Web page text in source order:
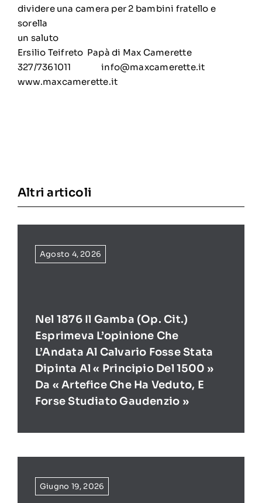
dividere una camera per 2 bambini fratello e
sorella
un saluto
Ersilio Teifreto Papà di Max Camerette
327/7361011info@maxcamerette.it
www.maxcamerette.it
Altri articoli
Agosto 4, 2026
Nel 1876 Il Gamba (op. Cit.)
Esprimeva L’opinione Che
L’Andata Al Calvario Fosse Stata
Dipinta Al « Principio Del 1500 »
Da « Artefice Che Ha Veduto, E
Forse Studiato Gaudenzio »
Giugno 19, 2026